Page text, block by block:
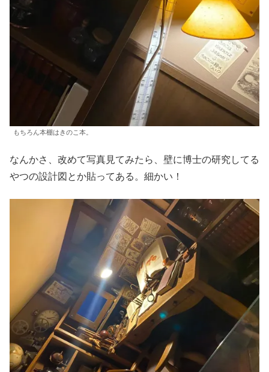
もちろん本棚はきのこ本。
なんかさ、改めて写真見てみたら、壁に博士の研究してる
やつの設計図とか貼ってある。細かい！